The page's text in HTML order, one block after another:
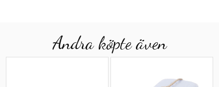
Andra köpte även